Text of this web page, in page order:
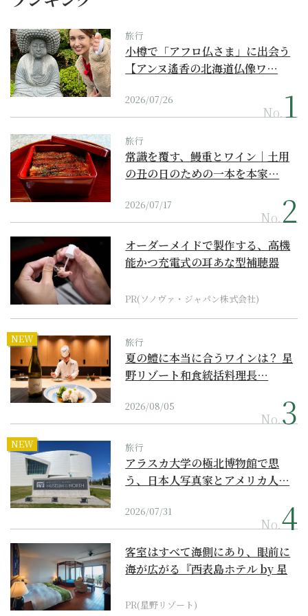
旅行
小樽で「アフロ仏さま」に出会う
【アンヌ遙香の北海道仏像ワ…
2026/07/26
No.
旅行
常識を覆す、鰻重とワイン｜土用
の丑の日のための一本を本家…
2026/07/17
No.
オーダーメイドで製作する、高機
能かつ充電式の耳あな型補聴器
PR(ソノヴァ・ジャパン株式会社)
NEW 旅行
夏の鱧に本当に合うワインは？ 星
野リゾート和食統括料理長…
2026/08/05
No.
NEW 旅行
アラスカ大学の極北博物館で思
う、日本人写真家とアメリカ人…
2026/07/31
No.
客室はすべて海側にあり、眼前に
海が広がる『西表島ホテル by 星
PR(星野リゾート)